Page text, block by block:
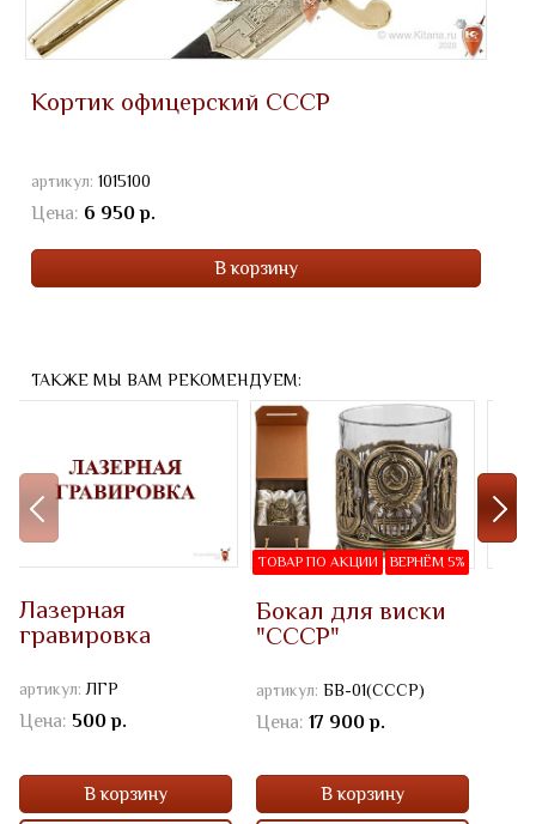
Кортик офицерский СССР
артикул: 1015100
Цена: 6 950 р.
В корзину
ТАКЖЕ МЫ ВАМ РЕКОМЕНДУЕМ:
Лазерная
гравировка
артикул: ЛГР
Цена: 500 р.
В корзину
ТОВАР ПО АКЦИИ ВЕРНЁМ 5%
Бокал для виски
"СССР"
артикул: БВ-01(СССР)
Цена: 17 900 р.
В корзину